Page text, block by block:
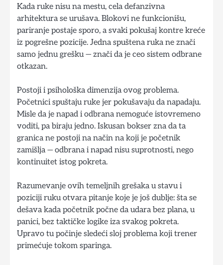
Kada ruke nisu na mestu, cela defanzivna
arhitektura se urušava. Blokovi ne funkcionišu,
pariranje postaje sporo, a svaki pokušaj kontre kreće
iz pogrešne pozicije. Jedna spuštena ruka ne znači
samo jednu grešku — znači da je ceo sistem odbrane
otkazan.
Postoji i psihološka dimenzija ovog problema.
Početnici spuštaju ruke jer pokušavaju da napadaju.
Misle da je napad i odbrana nemoguće istovremeno
voditi, pa biraju jedno. Iskusan bokser zna da ta
granica ne postoji na način na koji je početnik
zamišlja — odbrana i napad nisu suprotnosti, nego
kontinuitet istog pokreta.
Razumevanje ovih temeljnih grešaka u stavu i
poziciji ruku otvara pitanje koje je još dublje: šta se
dešava kada početnik počne da udara bez plana, u
panici, bez taktičke logike iza svakog pokreta.
Upravo tu počinje sledeći sloj problema koji trener
primećuje tokom sparinga.